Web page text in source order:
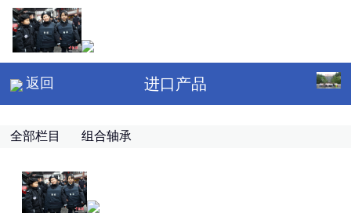
返回 进口产品
全部栏目 组合轴承